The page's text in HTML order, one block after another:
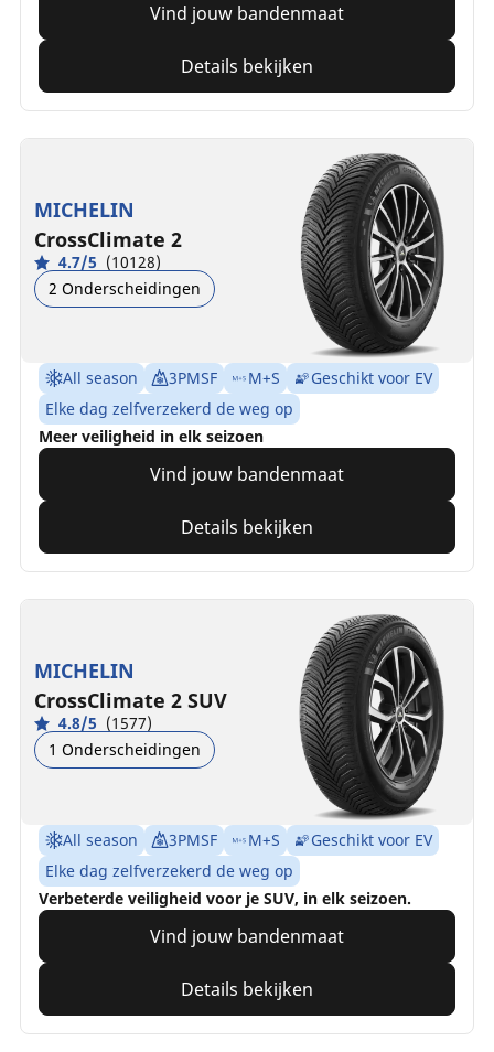
Vind jouw bandenmaat
Details bekijken
MICHELIN
CrossClimate 2
4.7/5 (10128)
2 Onderscheidingen
All season 3PMSF M+S
Geschikt voor EV
Elke dag zelfverzekerd de weg op
Meer veiligheid in elk seizoen
Vind jouw bandenmaat
Details bekijken
MICHELIN
CrossClimate 2 SUV
4.8/5 (1577)
1 Onderscheidingen
All season 3PMSF M+S
Geschikt voor EV
Elke dag zelfverzekerd de weg op
Verbeterde veiligheid voor je SUV, in elk seizoen.
Vind jouw bandenmaat
Details bekijken